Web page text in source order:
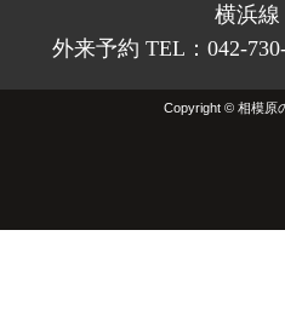
横浜線
外来予約 TEL：042-
Copyright © 相模原